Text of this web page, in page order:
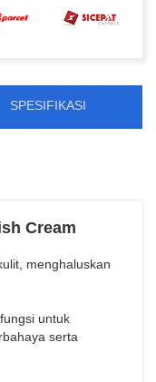
SPESIFIKASI
Cream
menghaluskan
untuk
serta